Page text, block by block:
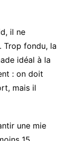
il ne
Trop fondu, la
idéal à la
: on doit
mais il
une mie